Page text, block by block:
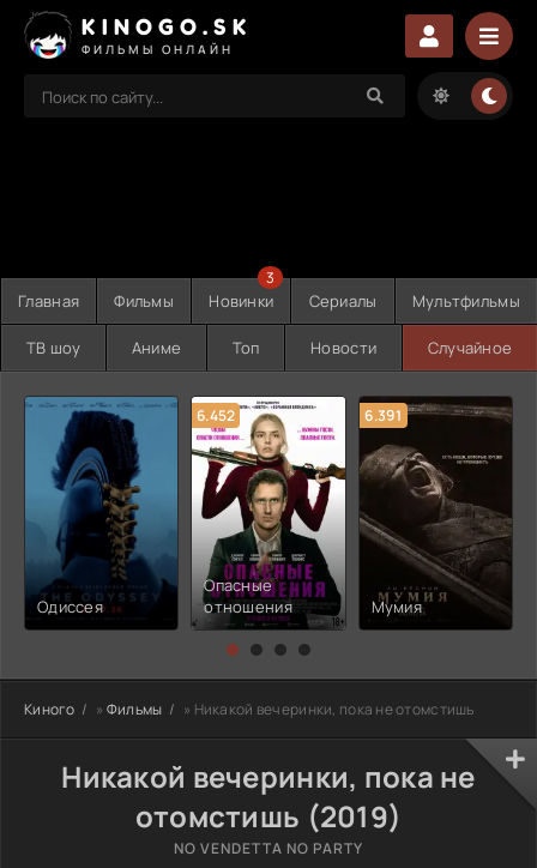
KINOGO.SK
ФИЛЬМЫ ОНЛАЙН
Главная Фильмы Новинки
3
Сериалы Мультфильмы
ТВ шоу Аниме Топ Новости Случайное
Одиссея
6.452
Опасные
отношения
6.391
Мумия
Киного » Фильмы » Никакой вечеринки, пока не отомстишь
Никакой вечеринки, пока не
отомстишь (2019)
NO VENDETTA NO PARTY